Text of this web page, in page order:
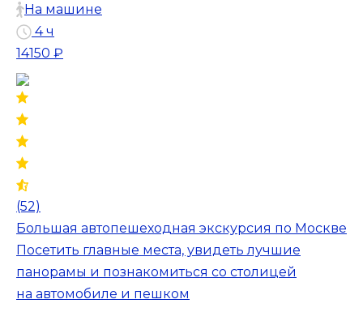
На машине
4 ч
14150 ₽
(52)
Большая автопешеходная экскурсия по Москве
Посетить главные места, увидеть лучшие
панорамы и познакомиться со столицей
на автомобиле и пешком